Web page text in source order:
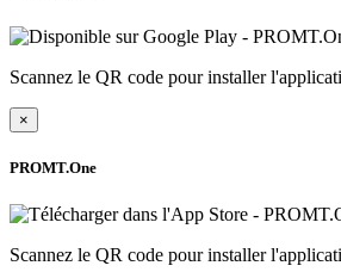
Scannez le QR code pour installer
×
PROMT.One
Scannez le QR code pour installer